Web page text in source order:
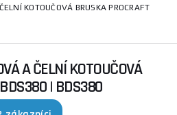
KOTOUČOVÁ BRUSKA PROCRAFT
A ČELNÍ KOTOUČOVÁ
| BDS380